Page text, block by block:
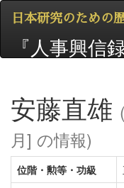
日本研究のための
『人事興信
安藤直雄
月] の情報)
位階・勲等・功級